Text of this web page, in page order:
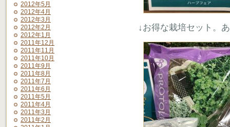
2012年5月
2012年4月
2012年3月
2012年2月
2012年1月
2011年12月
2011年11月
2011年10月
2011年9月
2011年8月
2011年7月
2011年6月
2011年5月
2011年4月
2011年3月
2011年2月
↓お得な栽培セット。